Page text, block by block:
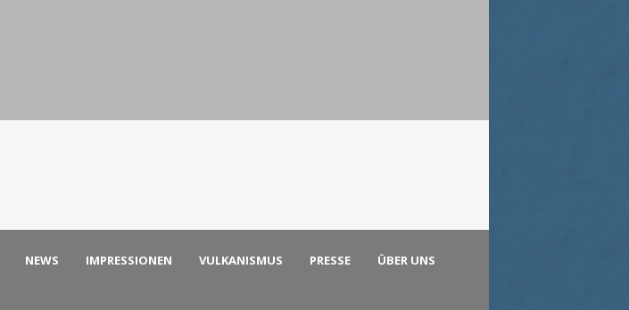
NEWS IMPRESSIONEN VULKANISMUS PRESSE ÜBER UNS